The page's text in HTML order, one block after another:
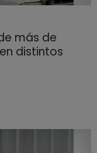
más de
distintos